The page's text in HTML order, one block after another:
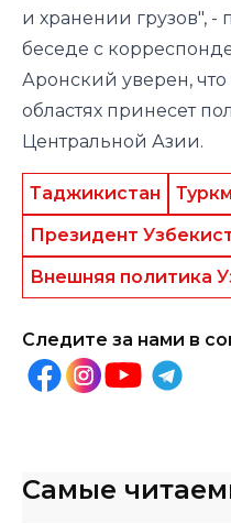
и хранении грузов",
беседе с
Аронский уверен, что
областях принесет
Центральной Азии.
Таджикистан
Президент
Внешняя политика
Следите за нами в
Самые